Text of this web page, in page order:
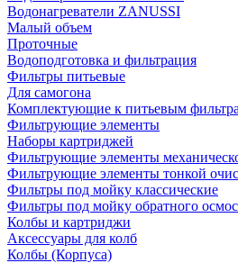
Водонагреватели ZANUSSI
Малый объем
Проточные
Водоподготовка и фильтрация
Фильтры питьевые
Для самогона
Комплектующие к питьевым
Фильтрующие элементы
Наборы картриджей
Фильтрующие элементы
Фильтрующие элементы тонкой
Фильтры под мойку классические
Фильтры под мойку обратного
Колбы и картриджи
Аксессуары для колб
Колбы (Корпуса)